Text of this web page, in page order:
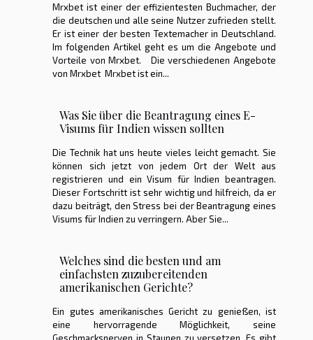
Mrxbet ist einer der effizientesten Buchmacher, der
die deutschen und alle seine Nutzer zufrieden stellt.
Er ist einer der besten Textemacher in Deutschland.
Im folgenden Artikel geht es um die Angebote und
Vorteile von Mrxbet. Die verschiedenen Angebote
von Mrxbet Mrxbet ist ein...
Was Sie über die Beantragung eines E-
Visums für Indien wissen sollten
Die Technik hat uns heute vieles leicht gemacht. Sie
können sich jetzt von jedem Ort der Welt aus
registrieren und ein Visum für Indien beantragen.
Dieser Fortschritt ist sehr wichtig und hilfreich, da er
dazu beiträgt, den Stress bei der Beantragung eines
Visums für Indien zu verringern. Aber Sie...
Welches sind die besten und am
einfachsten zuzubereitenden
amerikanischen Gerichte?
Ein gutes amerikanisches Gericht zu genießen, ist
eine hervorragende Möglichkeit, seine